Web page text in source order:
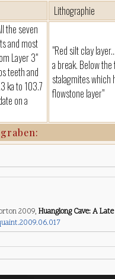
Lithographie
the seven
and most
Layer 3"
teeth and
ka to 103.7
on a
"Red silt clay
a break. Below
stalagmites
flowstone layer"
2009, Huanglong Cave: A